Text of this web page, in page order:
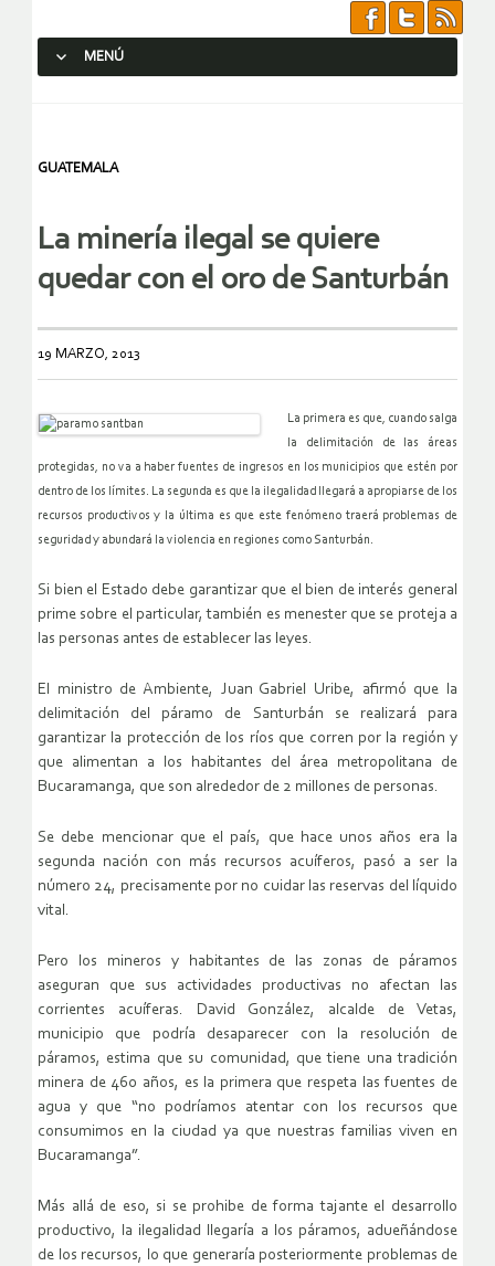
MENÚ
GUATEMALA
La minería ilegal se quiere
quedar con el oro de Santurbán
19 MARZO, 2013
La primera es que, cuando salga
la delimitación de las áreas
protegidas, no va a haber fuentes de ingresos en los municipios que estén por
dentro de los límites. La segunda es que la ilegalidad llegará a apropiarse de los
recursos productivos y la última es que este fenómeno traerá problemas de
seguridad y abundará la violencia en regiones como Santurbán.
Si bien el Estado debe garantizar que el bien de interés general
prime sobre el particular, también es menester que se proteja a
las personas antes de establecer las leyes.
El ministro de Ambiente, Juan Gabriel Uribe, afirmó que la
delimitación del páramo de Santurbán se realizará para
garantizar la protección de los ríos que corren por la región y
que alimentan a los habitantes del área metropolitana de
Bucaramanga, que son alrededor de 2 millones de personas.
Se debe mencionar que el país, que hace unos años era la
segunda nación con más recursos acuíferos, pasó a ser la
número 24, precisamente por no cuidar las reservas del líquido
vital.
Pero los mineros y habitantes de las zonas de páramos
aseguran que sus actividades productivas no afectan las
corrientes acuíferas. David González, alcalde de Vetas,
municipio que podría desaparecer con la resolución de
páramos, estima que su comunidad, que tiene una tradición
minera de 460 años, es la primera que respeta las fuentes de
agua y que “no podríamos atentar con los recursos que
consumimos en la ciudad ya que nuestras familias viven en
Bucaramanga”.
Más allá de eso, si se prohibe de forma tajante el desarrollo
productivo, la ilegalidad llegaría a los páramos, adueñándose
de los recursos, lo que generaría posteriormente problemas de